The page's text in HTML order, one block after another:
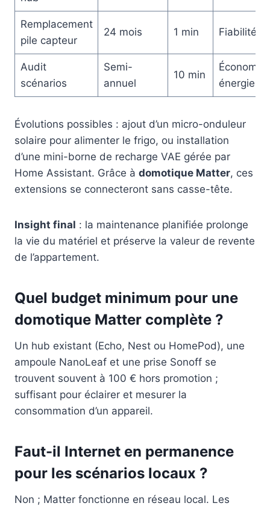
Remplacement
pile capteur
24 mois 1 min Fiabilité
Audit
scénarios
Semi-
annuel
10 min
Économie
énergie
Évolutions possibles : ajout d’un micro-onduleur
solaire pour alimenter le frigo, ou installation
d’une mini-borne de recharge VAE gérée par
Home Assistant. Grâce à domotique Matter, ces
extensions se connecteront sans casse-tête.
Insight final : la maintenance planifiée prolonge
la vie du matériel et préserve la valeur de revente
de l’appartement.
Quel budget minimum pour une
domotique Matter complète ?
Un hub existant (Echo, Nest ou HomePod), une
ampoule NanoLeaf et une prise Sonoff se
trouvent souvent à 100 € hors promotion ;
suffisant pour éclairer et mesurer la
consommation d’un appareil.
Faut-il Internet en permanence
pour les scénarios locaux ?
Non ; Matter fonctionne en réseau local. Les